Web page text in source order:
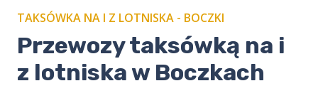
TAKSÓWKA NA I Z LOTNISKA - BOCZKI
​​Przewozy taksówką na i
z lotniska w Boczkach